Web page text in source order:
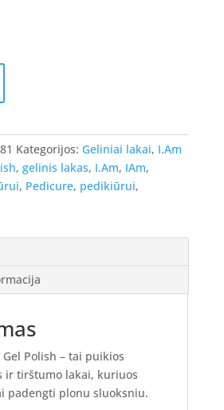
Kategorijos: Geliniai lakai, I.Am
, gelinis lakas, I.Am, IAm,
, Pedicure, pedikiūrui,
Gel Polish – tai puikios
ir tirštumo lakai, kuriuos
padengti plonu sluoksniu.